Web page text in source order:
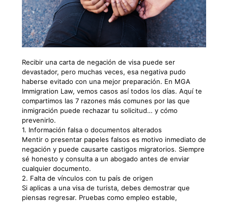
Recibir una carta de negación de visa puede ser
devastador, pero muchas veces, esa negativa pudo
haberse evitado con una mejor preparación. En MGA
Immigration Law, vemos casos así todos los días. Aquí te
compartimos las 7 razones más comunes por las que
inmigración puede rechazar tu solicitud… y cómo
prevenirlo.
1. Información falsa o documentos alterados
Mentir o presentar papeles falsos es motivo inmediato de
negación y puede causarte castigos migratorios. Siempre
sé honesto y consulta a un abogado antes de enviar
cualquier documento.
2. Falta de vínculos con tu país de origen
Si aplicas a una visa de turista, debes demostrar que
piensas regresar. Pruebas como empleo estable,